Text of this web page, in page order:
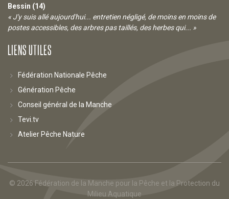
Bessin (14)
« J'y suis allé aujourd'hui... entretien négligé, de moins en moins de
postes accessibles, des arbres pas taillés, des herbes qui... »
LIENS UTILES
Fédération Nationale Pêche
Génération Pêche
Conseil général de la Manche
Tevi.tv
Atelier Pêche Nature
© 2026 Fédération de la Manche pour la Pêche et la Protection du
Milieu Aquatique